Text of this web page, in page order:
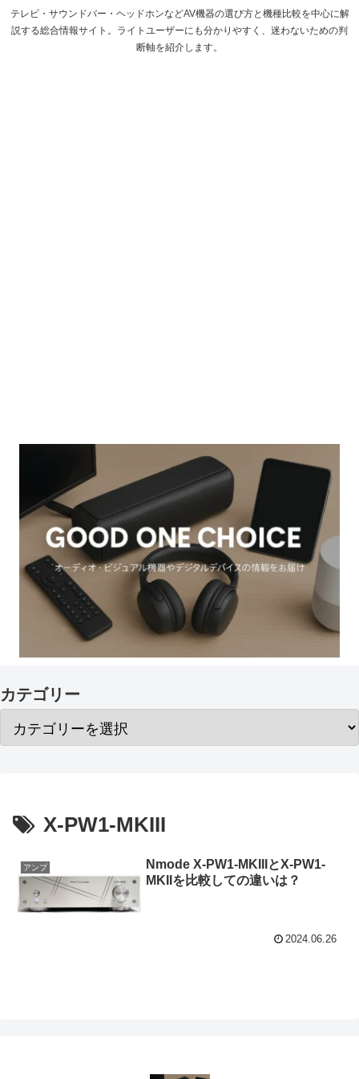
テレビ・サウンドバー・ヘッドホンなどAV機器の選び方と機種比較を中心に解
説する総合情報サイト。ライトユーザーにも分かりやすく、迷わないための判
断軸を紹介します。
カテゴリー
X-PW1-MKIII
アンプ
Nmode X-PW1-MKIIIとX-PW1-
MKIIを比較しての違いは？
2024.06.26